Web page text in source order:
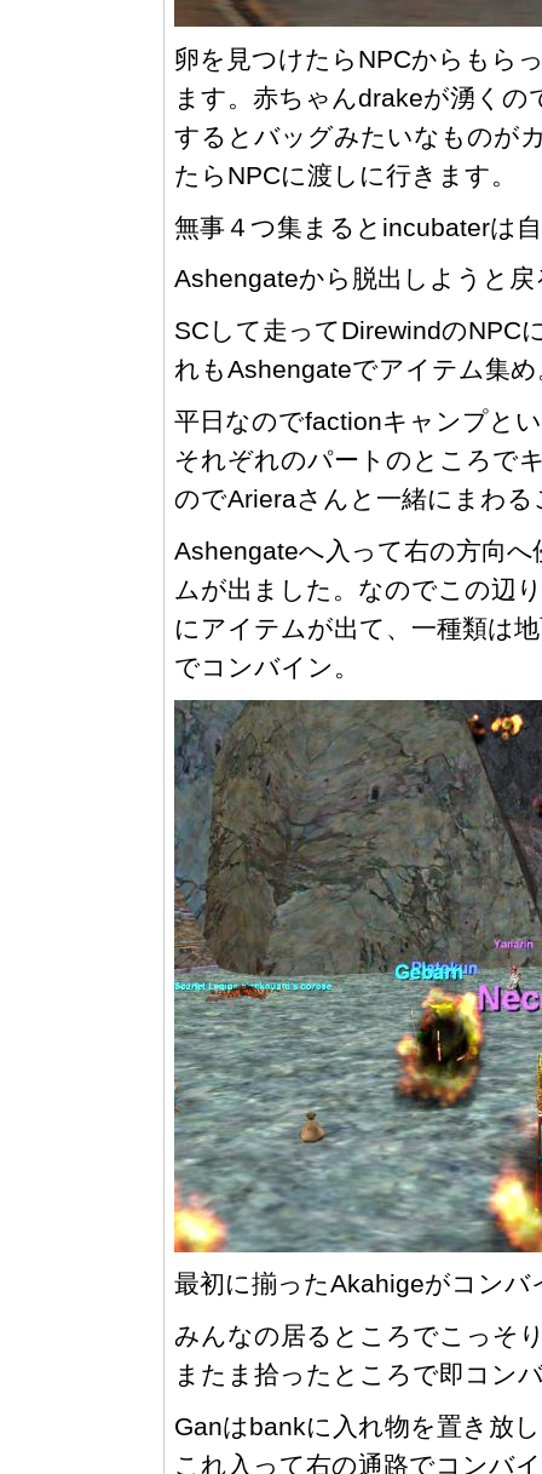
卵を見つけたらNPCからもら
ます。赤ちゃんdrakeが湧く
するとバッグみたいなものが
たらNPCに渡しに行きます。
無事４つ集まるとincubaterは
Ashengateから脱出しようと
SCして走ってDirewindのNPC
れもAshengateでアイテム集め
平日なのでfactionキャンプと
それぞれのパートのところで
のでArieraさんと一緒にまわる
Ashengateへ入って右の方向
ムが出ました。なのでこの辺
にアイテムが出て、一種類は
でコンバイン。
最初に揃ったAkahigeがコンバ
みんなの居るところでこっそ
またま拾ったところで即コン
Ganはbankに入れ物を置き放
これ入って右の通路でコンバ